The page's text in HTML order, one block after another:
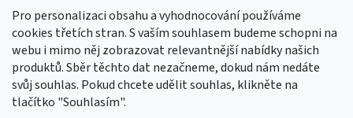
Pro personalizaci obsahu a vyhodnocování používáme
cookies třetích stran. S vaším souhlasem budeme schopni na
webu i mimo něj zobrazovat relevantnější nabídky našich
produktů. Sběr těchto dat nezačneme, dokud nám nedáte
svůj souhlas. Pokud chcete udělit souhlas, klikněte na
tlačítko "Souhlasím".